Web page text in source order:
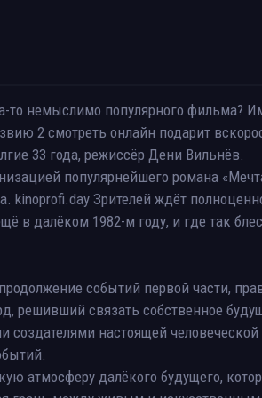
то немыслимо популярного фильма?
2 смотреть онлайн подарит
33 года, режиссёр Дени Вильнёв.
популярнейшего романа
kinoprofi.day Зрителей ждёт
в далёком 1982-м году, и где так
событий первой части,
решивший связать собственное
настоящей человеческой
атмосферу далёкого будущего,